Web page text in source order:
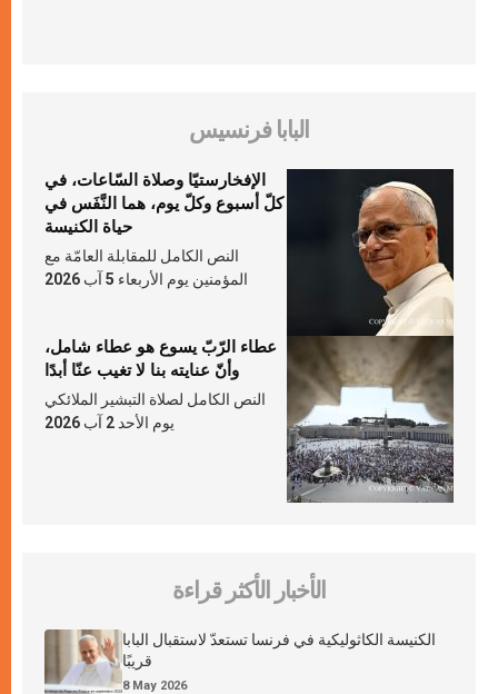
البابا فرنسيس
الإفخارستيّا وصلاة السّاعات، في
كلّ أسبوع وكلّ يوم، هما النَّفَس في
حياة الكنيسة
النص الكامل للمقابلة العامّة مع
المؤمنين يوم الأربعاء 5 آب 2026
عطاء الرّبّ يسوع هو عطاء شامل،
وأنّ عنايته بنا لا تغيب عنّا أبدًا
النص الكامل لصلاة التبشير الملائكي
يوم الأحد 2 آب 2026
الأخبار الأكثر قراءة
الكنيسة الكاثوليكية في فرنسا تستعدّ لاستقبال البابا
قريبًا
8 May 2026